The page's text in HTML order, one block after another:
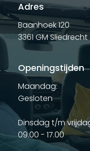
Adres
Baanhoek 120
3361 GM Sliedrecht
Openingstijden
Maandag:
Gesloten
Dinsdag t/m
09.00 - 17.00